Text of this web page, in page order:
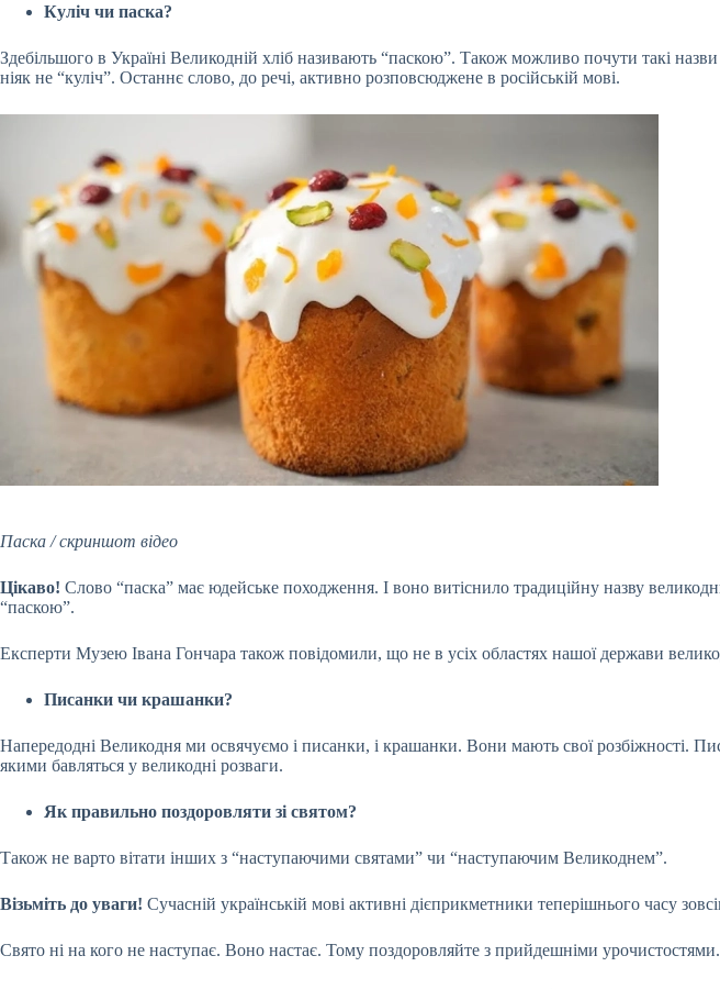
Куліч чи паска?
Здебільшого в Україні Великодній хліб називають “паскою”. Також можливо почути такі
ніяк не “куліч”. Останнє слово, до речі, активно розповсюджене в російській мові.
Паска / скриншот відео
Цікаво! Слово “паска” має юдейське походження. І воно витіснило традиційну назву
“паскою”.
Експерти Музею Івана Гончара також повідомили, що не в усіх областях нашої держави
Писанки чи крашанки?
Напередодні Великодня ми освячуємо і писанки, і крашанки. Вони мають свої розбіжності.
якими бавляться у великодні розваги.
Як правильно поздоровляти зі святом?
Також не варто вітати інших з “наступаючими святами” чи “наступаючим Великоднем”.
Візьміть до уваги! Сучасній українській мові активні дієприкметники теперішнього часу
Свято ні на кого не наступає. Воно настає. Тому поздоровляйте з прийдешніми урочистостями.